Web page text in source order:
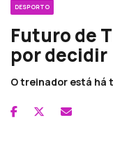
DESPORTO
Futuro de
por decidir
O treinador está há